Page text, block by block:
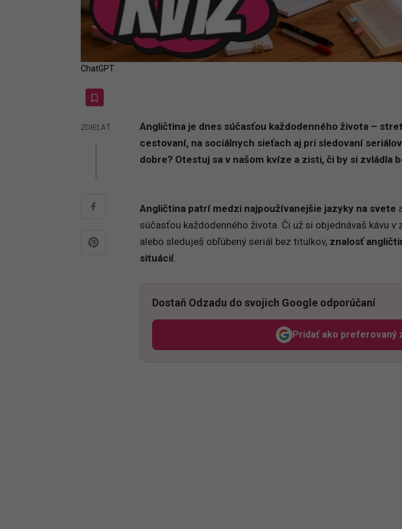
ChatGPT
ZDIEĽAŤ
Angličtina je dnes súčasťou každodenného života –
cestovaní, na sociálnych sieťach aj pri sledovaní
dobre? Otestuj sa v našom kvíze a zisti, či by si zvládla
Angličtina patrí medzi najpoužívanejšie jazyky na svete
súčasťou každodenného života. Či už si objednávaš kávu v
alebo sleduješ obľúbený seriál bez titulkov, znalosť
situácií
Dostaň Odzadu do svojich Google odporúčaní
Pridať ako preferovaný
Odzadu,